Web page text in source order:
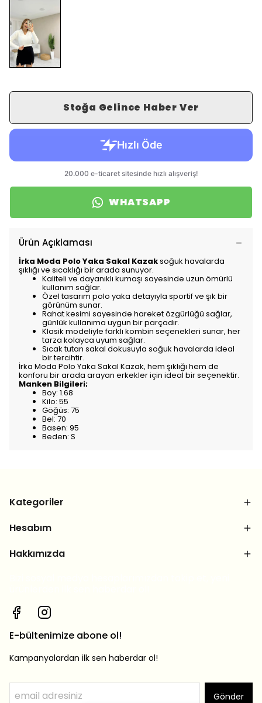
Stoğa Gelince Haber Ver
WHATSAPP
Ürün Açıklaması
İrka Moda Polo Yaka Sakal Kazaksoğuk havalarda
şıklığı ve sıcaklığı bir arada sunuyor.
Kaliteli ve dayanıklı kumaşı sayesinde uzun ömürlü
kullanım sağlar.
Özel tasarım polo yaka detayıyla sportif ve şık bir
görünüm sunar.
Rahat kesimi sayesinde hareket özgürlüğü sağlar,
günlük kullanıma uygun bir parçadır.
Klasik modeliyle farklı kombin seçenekleri sunar, her
tarza kolayca uyum sağlar.
Sıcak tutan sakal dokusuyla soğuk havalarda ideal
bir tercihtir.
İrka Moda Polo Yaka Sakal Kazak, hem şıklığı hem de
konforu bir arada arayan erkekler için ideal bir seçenektir.
Manken Bilgileri;
Boy: 1.68
Kilo: 55
Göğüs: 75
Bel: 70
Basen: 95
Beden: S
Kategoriler
Hesabım
Hakkımızda
E-bültenimize abone ol!
Kampanyalardan ilk sen haberdar ol!
Gönder